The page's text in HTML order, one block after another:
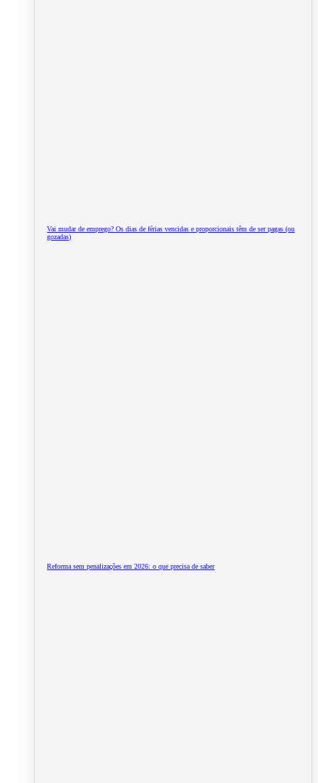
Vai mudar de emprego? Os dias de férias vencidas e proporcionais têm de ser pagas (ou
gozadas)
Reforma sem penalizações em 2026: o que precisa de saber